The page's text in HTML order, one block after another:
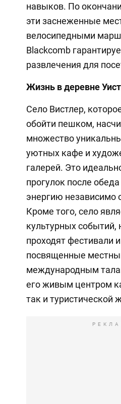
навыков. По
эти заснеженные
велосипедными
Blackcomb
развлечения для
Жизнь в деревне
Село Вистлер,
обойти пешком,
множество
уютных кафе и
галерей. Это
прогулок после
энергию независимо
Кроме того, село
культурных событий,
проходят фестивали
посвященные
международным
его живым центром
так и туристической